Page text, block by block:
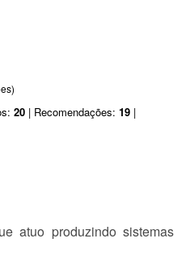
20 | Recomendações: 19 |
atuo produzindo sistemas